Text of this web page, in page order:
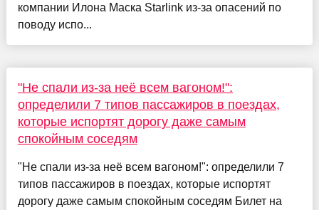
компании Илона Маска Starlink из-за опасений по
поводу испо...
"Не спали из-за неё всем вагоном!":
определили 7 типов пассажиров в поездах,
которые испортят дорогу даже самым
спокойным соседям
"Не спали из-за неё всем вагоном!": определили 7
типов пассажиров в поездах, которые испортят
дорогу даже самым спокойным соседям Билет на